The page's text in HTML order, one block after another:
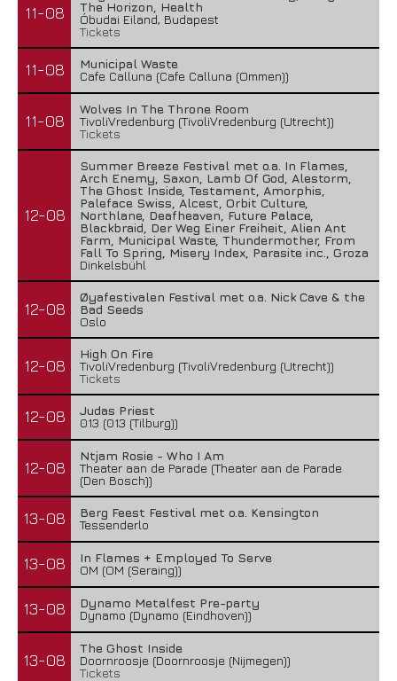
11-08
The Horizon, Health
Óbudai Eiland, Budapest
Tickets
11-08
Municipal Waste
Cafe Calluna (Cafe Calluna (Ommen))
11-08
Wolves In The Throne Room
TivoliVredenburg (TivoliVredenburg (Utrecht))
Tickets
12-08
Summer Breeze Festival met o.a. In Flames,
Arch Enemy, Saxon, Lamb Of God, Alestorm,
The Ghost Inside, Testament, Amorphis,
Paleface Swiss, Alcest, Orbit Culture,
Northlane, Deafheaven, Future Palace,
Blackbraid, Der Weg Einer Freiheit, Alien Ant
Farm, Municipal Waste, Thundermother, From
Fall To Spring, Misery Index, Parasite inc., Groza
Dinkelsbühl
12-08
Øyafestivalen Festival met o.a. Nick Cave & the
Bad Seeds
Oslo
12-08
High On Fire
TivoliVredenburg (TivoliVredenburg (Utrecht))
Tickets
12-08
Judas Priest
013 (013 (Tilburg))
12-08
Ntjam Rosie - Who I Am
Theater aan de Parade (Theater aan de Parade
(Den Bosch))
13-08
Berg Feest Festival met o.a. Kensington
Tessenderlo
13-08
In Flames + Employed To Serve
OM (OM (Seraing))
13-08
Dynamo Metalfest Pre-party
Dynamo (Dynamo (Eindhoven))
13-08
The Ghost Inside
Doornroosje (Doornroosje (Nijmegen))
Tickets